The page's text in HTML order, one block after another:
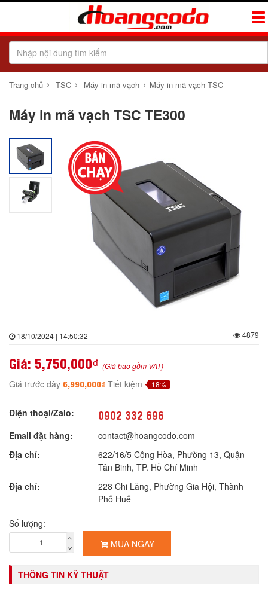
Trang chủ › TSC › Máy in mã vạch › Máy in mã vạch TSC
Máy in mã vạch TSC TE300
18/10/2024 | 14:50:32 4879
Giá: 5,750,000₫ (Giá bao gồm VAT)
Giá trước đây 6,990,000₫ Tiết kiệm 18%
Điện thoại/Zalo: 0902 332 696
Email đặt hàng:
contact@hoangcodo.com
Địa chỉ:
622/16/5 Cộng Hòa, Phường 13, Quận
Tân Binh, TP. Hồ Chí Minh
Địa chỉ:
228 Chi Lăng, Phường Gia Hội, Thành
Phố Huế
Số lượng:
MUA NGAY
THÔNG TIN KỸ THUẬT